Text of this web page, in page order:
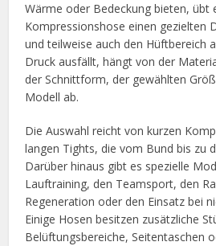
Wärme oder Bedeckung bieten, übt
Kompressionshose einen gezielten
und teilweise auch den Hüftbereich
Druck ausfällt, hängt von der
der Schnittform, der gewählten
Modell ab.
Die Auswahl reicht von kurzen
langen Tights, die vom Bund bis zu
Darüber hinaus gibt es spezielle
Lauftraining, den Teamsport, den
Regeneration oder den Einsatz bei
Einige Hosen besitzen zusätzliche
Belüftungsbereiche, Seitentaschen